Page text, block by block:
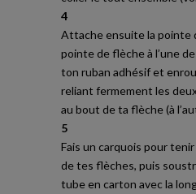
4
Attache ensuite la pointe
pointe de flèche à l’une
ton ruban adhésif et
reliant fermement les
au bout de ta flèche (à
5
Fais un carquois pour
de tes flèches, puis
tube en carton avec la